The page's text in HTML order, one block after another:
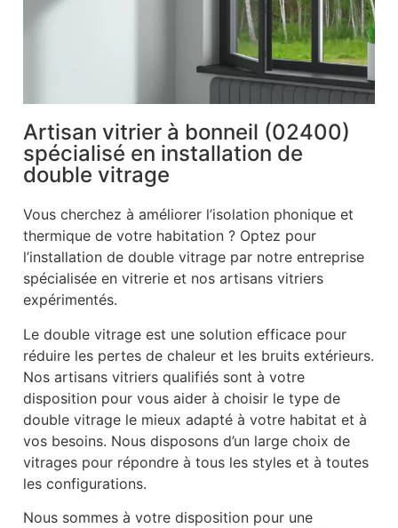
Artisan vitrier à bonneil (02400)
spécialisé en installation de
double vitrage
Vous cherchez à améliorer l’isolation phonique et
thermique de votre habitation ? Optez pour
l’installation de double vitrage par notre entreprise
spécialisée en vitrerie et nos artisans vitriers
expérimentés.
Le double vitrage est une solution efficace pour
réduire les pertes de chaleur et les bruits extérieurs.
Nos artisans vitriers qualifiés sont à votre
disposition pour vous aider à choisir le type de
double vitrage le mieux adapté à votre habitat et à
vos besoins. Nous disposons d’un large choix de
vitrages pour répondre à tous les styles et à toutes
les configurations.
Nous sommes à votre disposition pour une